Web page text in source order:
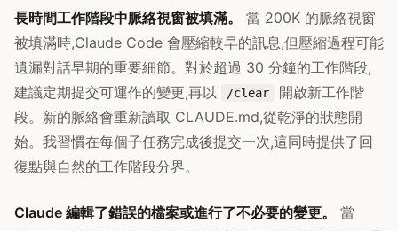
長時間工作階段中脈絡視窗被填滿。
當 200K 的脈絡視窗
被填滿時,Claude Code 會壓縮較早的訊息,但壓縮過程可能
遺漏對話早期的重要細節。對於超過 30 分鐘的工作階段,
建議定期提交可運作的變更,再以
/clear
開啟新工作階
段。新的脈絡會重新讀取 CLAUDE.md,從乾淨的狀態開
始。我習慣在每個子任務完成後提交一次,這同時提供了回
復點與自然的工作階段分界。
Claude 編輯了錯誤的檔案或進行了不必要的變更。
當